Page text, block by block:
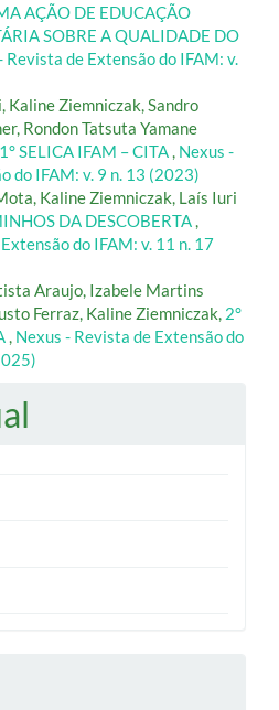
AÇÃO DE EDUCAÇÃO
SOBRE A QUALIDADE DO
Revista de Extensão do IFAM: v.
Kaline Ziemniczak, Sandro
Rondon Tatsuta Yamane
1° SELICA IFAM – CITA Nexus -
do IFAM: v. 9 n. 13 (2023)
Kaline Ziemniczak, Laís Iuri
DA DESCOBERTA
do IFAM: v. 11 n. 17
Araujo, Izabele Martins
Ferraz, Kaline Ziemniczak, 2°
Nexus - Revista de Extensão do